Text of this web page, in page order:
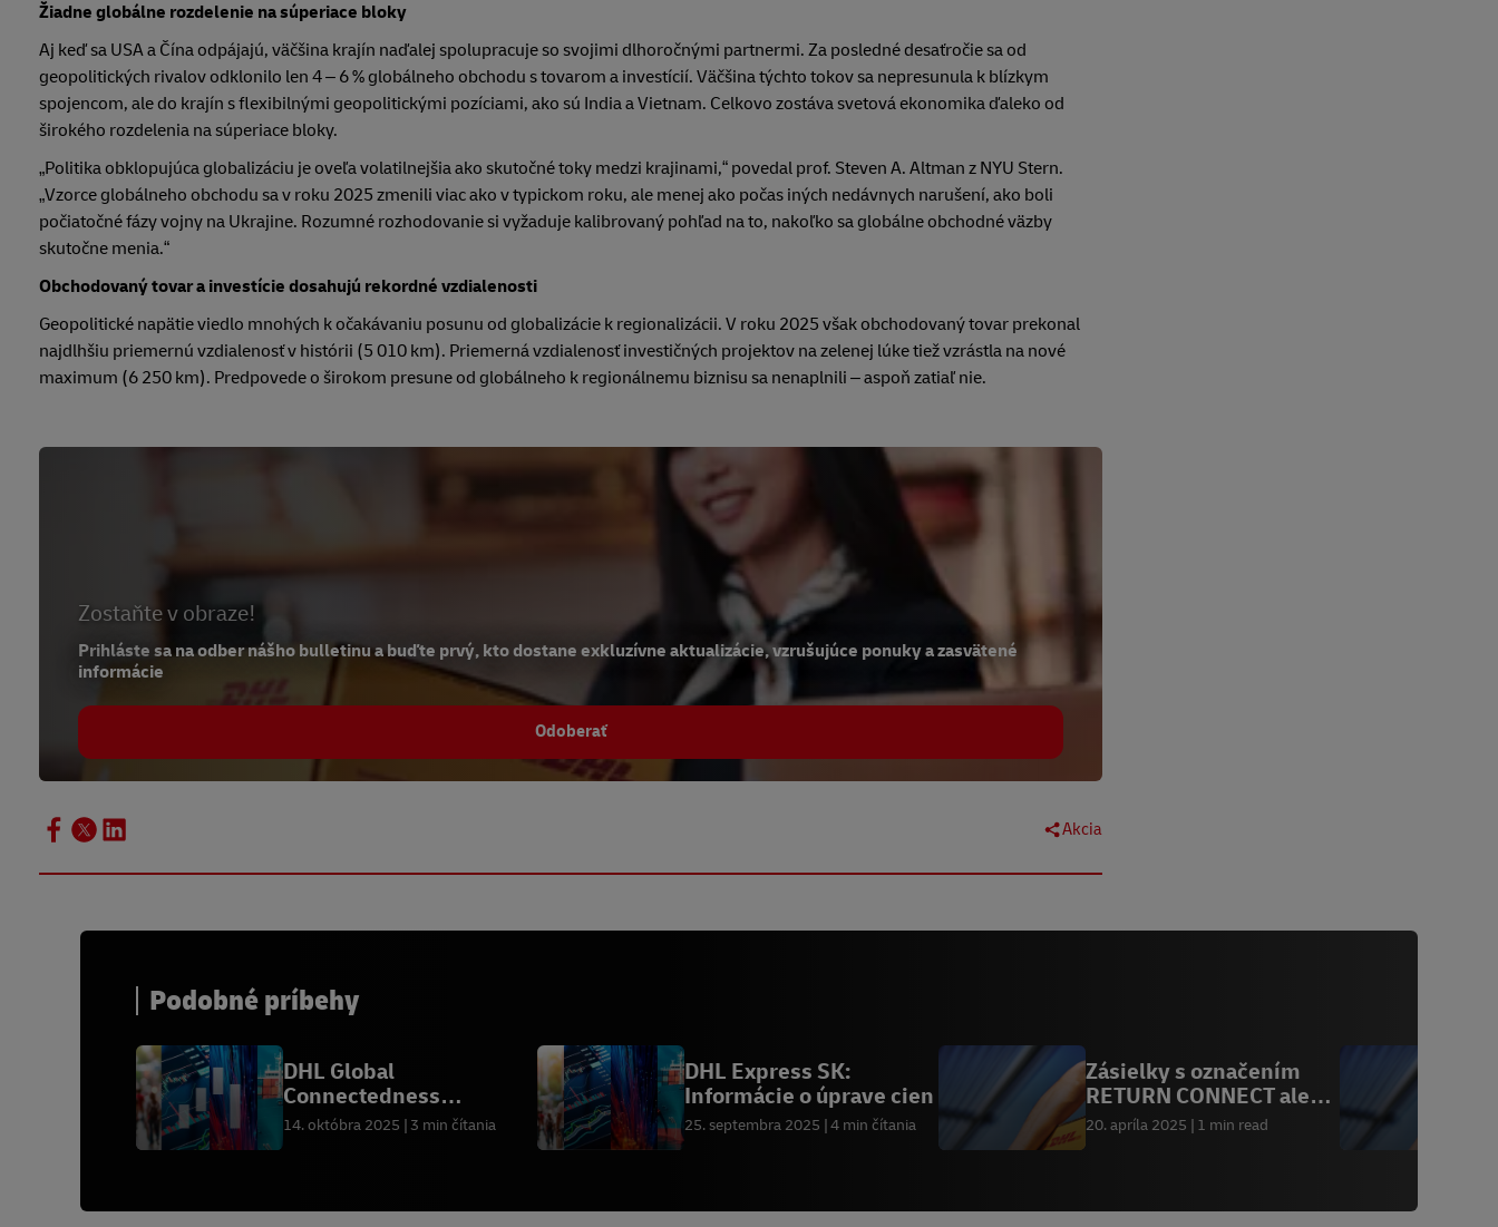
Žiadne globálne rozdelenie na súperiace bloky
Aj keď sa USA a Čína odpájajú, väčšina krajín naďalej spolupracuje so svojimi dlhoročnými partnermi. Za posledné desaťročie sa od
geopolitických rivalov odklonilo len 4 – 6 % globálneho obchodu s tovarom a investícií. Väčšina týchto tokov sa nepresunula k blízkym
spojencom, ale do krajín s flexibilnými geopolitickými pozíciami, ako sú India a Vietnam. Celkovo zostáva svetová ekonomika ďaleko od
širokého rozdelenia na súperiace bloky.
„Politika obklopujúca globalizáciu je oveľa volatilnejšia ako skutočné toky medzi krajinami,“ povedal prof. Steven A. Altman z NYU Stern.
„Vzorce globálneho obchodu sa v roku 2025 zmenili viac ako v typickom roku, ale menej ako počas iných nedávnych narušení, ako boli
počiatočné fázy vojny na Ukrajine. Rozumné rozhodovanie si vyžaduje kalibrovaný pohľad na to, nakoľko sa globálne obchodné väzby
skutočne menia.“
Obchodovaný tovar a investície dosahujú rekordné vzdialenosti
Geopolitické napätie viedlo mnohých k očakávaniu posunu od globalizácie k regionalizácii. V roku 2025 však obchodovaný tovar prekonal
najdlhšiu priemernú vzdialenosť v histórii (5 010 km). Priemerná vzdialenosť investičných projektov na zelenej lúke tiež vzrástla na nové
maximum (6 250 km). Predpovede o širokom presune od globálneho k regionálnemu biznisu sa nenaplnili – aspoň zatiaľ nie.
Zostaňte v obraze!
Prihláste sa na odber nášho bulletinu a buďte prvý, kto dostane exkluzívne aktualizácie, vzrušujúce ponuky a zasvätené
informácie
Odoberať
Akcia
Podobné príbehy
DHL Global
Connectedness
Tracker:2025 špeciálna
14. októbra 2025 3 min čítania
DHL Express SK:
Informácie o úprave cien
25. septembra 2025 4 min čítania
Zásielky s označením
RETURN CONNECT alebo
CMR
20. apríla 2025 1 min read